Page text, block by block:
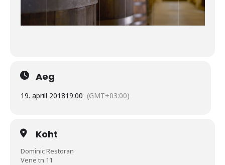
Aeg
19. aprill 201819:00 (GMT+03:00)
Koht
Dominic Restoran
Vene tn 11